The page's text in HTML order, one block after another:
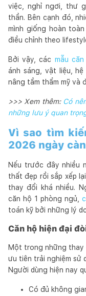
việc, nghỉ ngơi, thư
thần. Bên cạnh đó,
mình giống hoàn
điều chỉnh theo
Bởi vậy, các mẫu
ánh sáng, vật liệu,
nâng tầm thẩm mỹ và
>>> Xem thêm: Có
những lưu ý quan
Vì sao tìm
2026 ngày
Nếu trước đây nhiều
thất đẹp rồi sắp xếp
thay đổi khá nhiều.
căn hộ 1 phòng ngủ,
toán kỹ bởi những lý
Căn hộ hiện đại
Một trong những thay
ưu tiên trải nghiệm sử
Người dùng hiện nay
Có đủ không